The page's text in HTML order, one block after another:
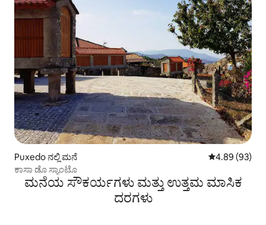
Puxedo ನಲ್ಲಿ ಮನೆ 5 ರಲ್ಲಿ 4.89
4.89 (93)
ಕಾಸಾ ಡೊ ಸ್ಯಾಂಟೊ
ಮನೆಯ ಸೌಕರ್ಯಗಳು ಮತ್ತು ಉತ್ತಮ ಮಾಸಿಕ
ದರಗಳು